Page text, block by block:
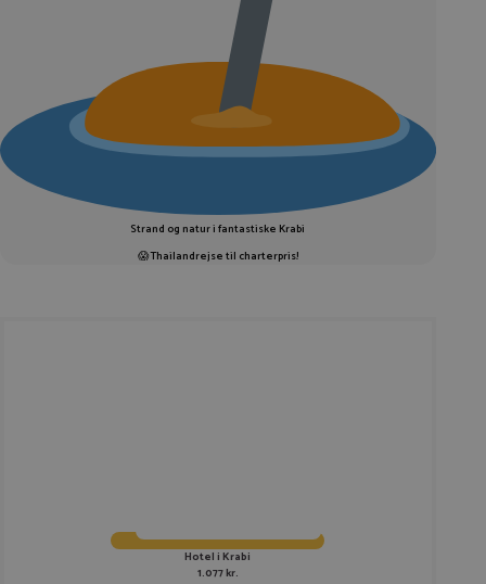
Strand og natur i fantastiske Krabi
😱Thailandrejse til charterpris!
Hotel i Krabi
1.077 kr.